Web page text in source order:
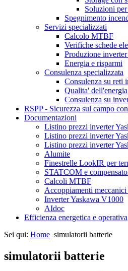
Soluzioni
Spegnimento
Servizi specializzati
Calcolo MTBF
Verifiche schede
Produzione
Energia e risparmi
Consulenza specializzata
Consulenza su reti
Qualita' dell'energia
Consulenza su
RSPP - Sicurezza sul campo
Documentazioni
Listino prezzi inverter
Listino prezzi inverter
Listino prezzi inverter
Alumite
Finestrelle LookIR per
STATCOM e
Calcoli MTBF
Accoppiamenti
Inverter Yaskawa V1000
AIdoc
Efficienza energetica e operativa
Sei qui: Home simulatorii batterie
simulatorii batterie